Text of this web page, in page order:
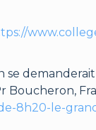
se
8h20-le-